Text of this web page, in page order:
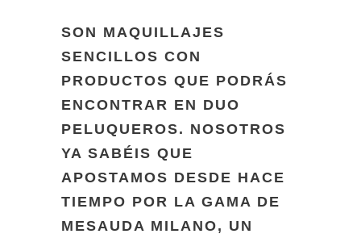
SON MAQUILLAJES
SENCILLOS CON
PRODUCTOS QUE PODRÁS
ENCONTRAR EN DUO
PELUQUEROS. NOSOTROS
YA SABÉIS QUE
APOSTAMOS DESDE HACE
TIEMPO POR LA GAMA DE
MESAUDA MILANO, UN